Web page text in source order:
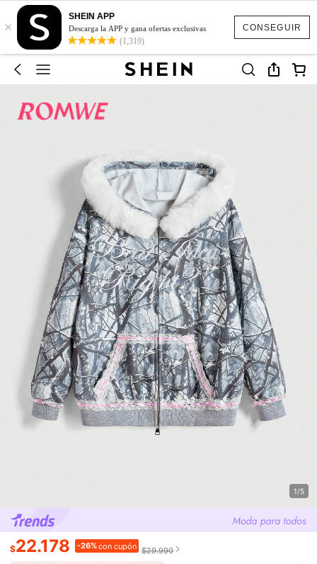
CONSEGUIR
×
SHEIN APP
Descarga la APP y gana ofertas exclusivas
(1,319)
1/5
$22.178 -26%con cupón $29.990